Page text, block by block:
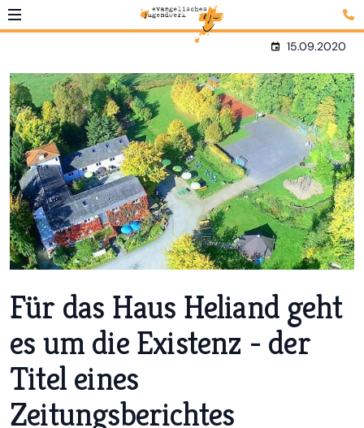
15.09.2020
Für das Haus Heliand geht
es um die Existenz - der
Titel eines
Zeitungsberichtes